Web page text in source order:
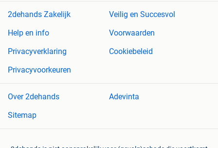
2dehands Zakelijk
Veilig en Succesvol
Help en info
Voorwaarden
Privacyverklaring
Cookiebeleid
Privacyvoorkeuren
Over 2dehands
Adevinta
Sitemap